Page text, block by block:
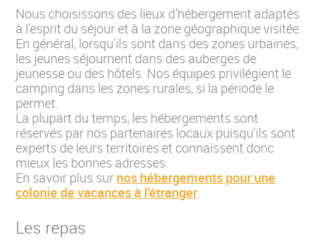
Nous choisissons des lieux d'hébergement adaptés
à l'esprit du séjour et à la zone géographique visitée.
En général, lorsqu'ils sont dans des zones urbaines,
les jeunes séjournent dans des auberges de
jeunesse ou des hôtels. Nos équipes privilégient le
camping dans les zones rurales, si la période le
permet.
La plupart du temps, les hébergements sont
réservés par nos partenaires locaux puisqu'ils sont
experts de leurs territoires et connaissent donc
mieux les bonnes adresses.
En savoir plus sur nos hébergements pour une
colonie de vacances à l'étranger.
Les repas